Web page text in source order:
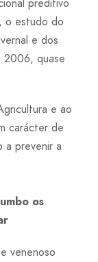
preditivo
o estudo do
e dos
2006, quase
e ao
carácter de
a prevenir a
os
venenoso